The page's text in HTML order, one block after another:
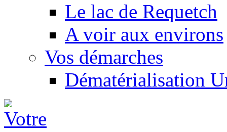
Le lac de Requetch
A voir aux environs
Vos démarches
Dématérialisation